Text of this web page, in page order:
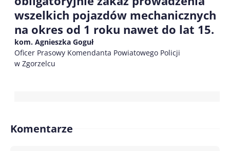
wszelkich pojazdów mechanicznych
na okres od 1 roku nawet do lat 15.
kom. Agnieszka Goguł
Oficer Prasowy Komendanta Powiatowego Policji
w Zgorzelcu
Komentarze